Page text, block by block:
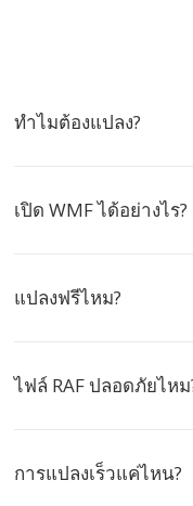
ทำไมต้องแปลง?
เปิด WMF ได้อย่างไร?
แปลงฟรีไหม?
ไฟล์ RAF ปลอดภัยไหม
การแปลงเร็วแค่ไหน?